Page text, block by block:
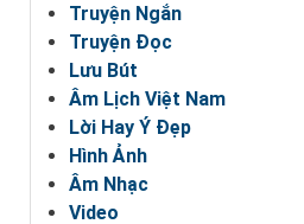
Truyện Ngắn
Truyện Đọc
Lưu Bút
Âm Lịch Việt Nam
Lời Hay Ý Đẹp
Hình Ảnh
Âm Nhạc
Video